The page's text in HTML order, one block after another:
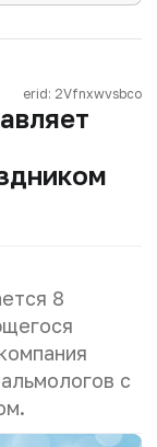
erid: 2Vfnxwvsbco
8
с